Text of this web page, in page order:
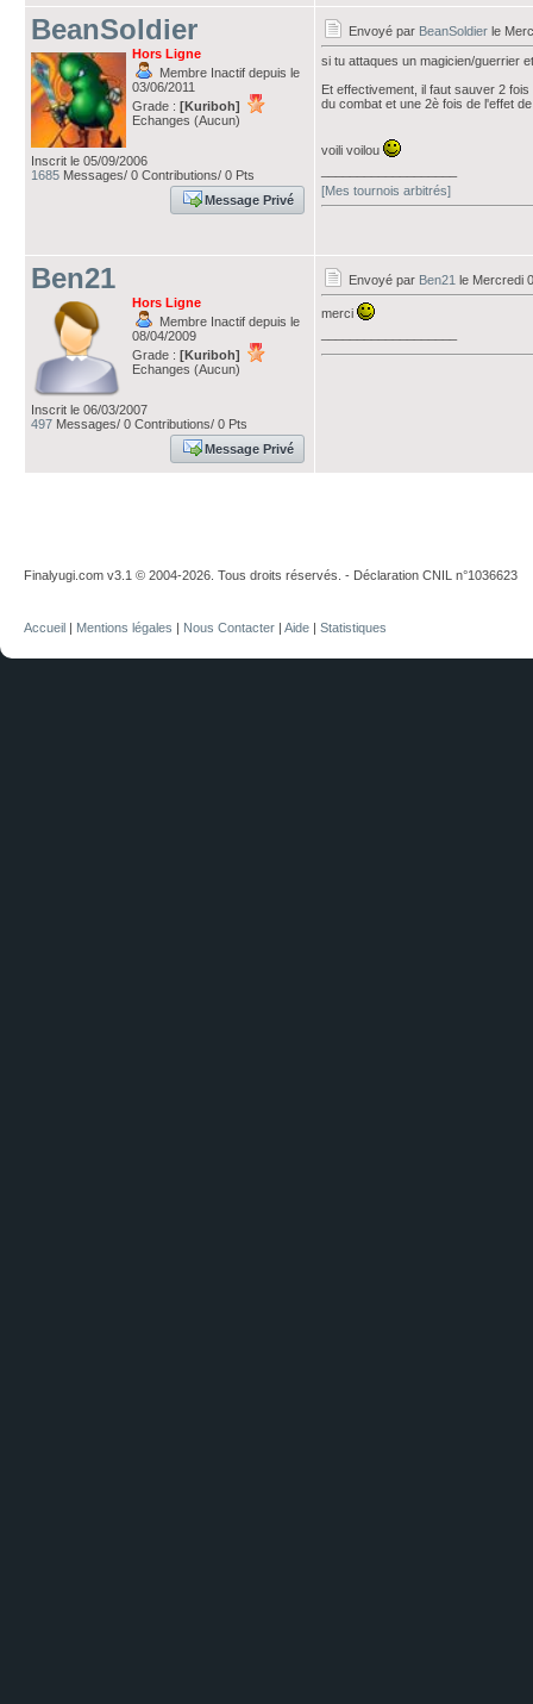
BeanSoldier
Hors Ligne
Membre Inactif depuis le
03/06/2011
Grade : [Kuriboh]
Echanges (Aucun)
Inscrit le 05/09/2006
1685 Messages/ 0 Contributions/ 0 Pts
Message Privé
Envoyé par BeanSoldier le
si tu attaques un magicien/guerrier
Et effectivement, il faut sauver 2
du combat et une 2è fois de l'effet
voili voilou
[Mes tournois arbitrés]
Ben21
Hors Ligne
Membre Inactif depuis le
08/04/2009
Grade : [Kuriboh]
Echanges (Aucun)
Inscrit le 06/03/2007
497 Messages/ 0 Contributions/ 0 Pts
Message Privé
Envoyé par Ben21 le Mercredi
merci
Finalyugi.com v3.1 © 2004-2026. Tous droits réservés. - Déclaration CNIL n°1036623
Accueil | Mentions légales | Nous Contacter | Aide | Statistiques